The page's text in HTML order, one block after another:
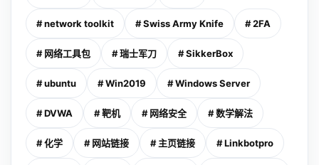
# network toolkit # Swiss Army Knife # 2FA
# 网络工具包 # 瑞士军刀 # SikkerBox
# ubuntu # Win2019 # Windows Server
# DVWA # 靶机 # 网络安全 # 数学解法
# 化学 # 网站链接 # 主页链接 # Linkbotpro